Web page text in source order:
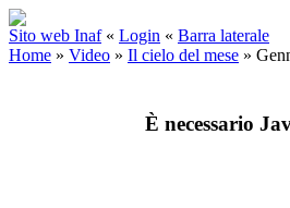
Sito web Inaf « Login « Barra laterale
Home » Video » Il cielo del mese »
È necessario